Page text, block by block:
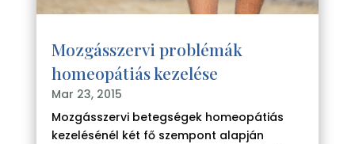
Mozgásszervi problémák
homeopátiás kezelése
Mar 23, 2015
Mozgásszervi betegségek homeopátiás
kezelésénél két fő szempont alapján